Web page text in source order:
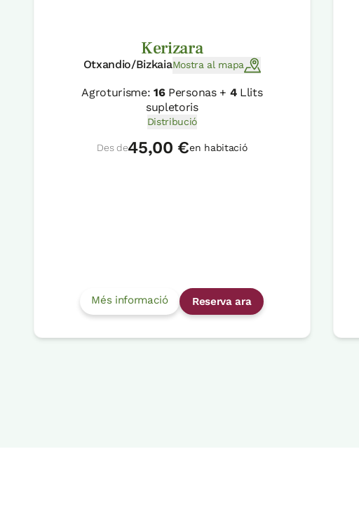
Kerizara
Otxandio/BizkaiaMostra al mapa
Agroturisme:16Personas + 4Llits
supletoris
Distribució
Des de45,00 €en habitació
Més informació Reserva ara